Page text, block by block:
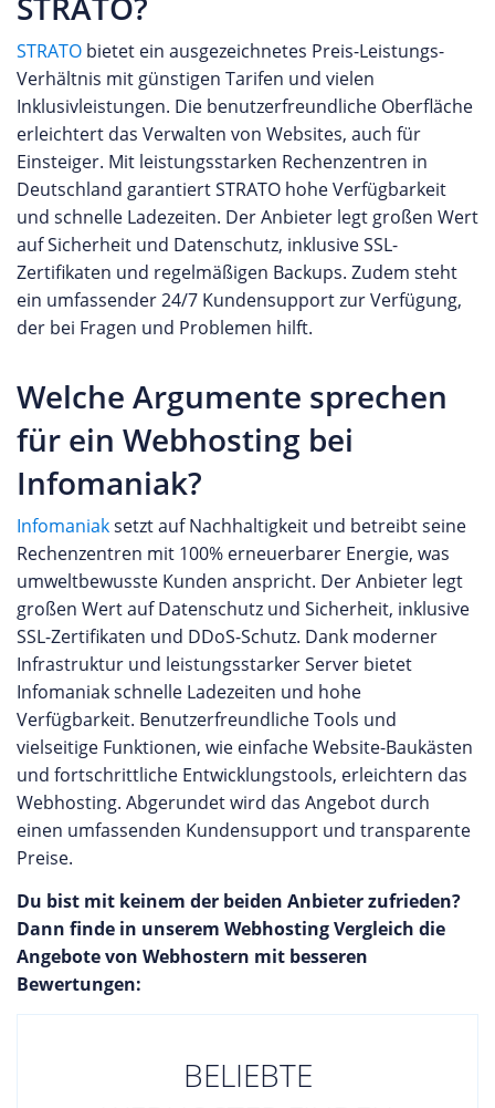
STRATO bietet ein ausgezeichnetes Preis-Leistungs-
Verhältnis mit günstigen Tarifen und vielen
Inklusivleistungen. Die benutzerfreundliche Oberfläche
erleichtert das Verwalten von Websites, auch für
Einsteiger. Mit leistungsstarken Rechenzentren in
Deutschland garantiert STRATO hohe Verfügbarkeit
und schnelle Ladezeiten. Der Anbieter legt großen Wert
auf Sicherheit und Datenschutz, inklusive SSL-
Zertifikaten und regelmäßigen Backups. Zudem steht
ein umfassender 24/7 Kundensupport zur Verfügung,
der bei Fragen und Problemen hilft.
Welche Argumente sprechen
für ein Webhosting bei
Infomaniak?
Infomaniaksetzt auf Nachhaltigkeit und betreibt seine
Rechenzentren mit 100% erneuerbarer Energie, was
umweltbewusste Kunden anspricht. Der Anbieter legt
großen Wert auf Datenschutz und Sicherheit, inklusive
SSL-Zertifikaten und DDoS-Schutz. Dank moderner
Infrastruktur und leistungsstarker Server bietet
Infomaniak schnelle Ladezeiten und hohe
Verfügbarkeit. Benutzerfreundliche Tools und
vielseitige Funktionen, wie einfache Website-Baukästen
und fortschrittliche Entwicklungstools, erleichtern das
Webhosting. Abgerundet wird das Angebot durch
einen umfassenden Kundensupport und transparente
Preise.
Du bist mit keinem der beiden Anbieter zufrieden?
Dann finde in unserem Webhosting Vergleich die
Angebote von Webhostern mit besseren
Bewertungen:
BELIEBTE